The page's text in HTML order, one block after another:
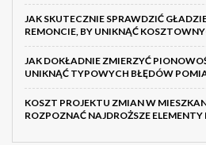
JAK SKUTECZNIE SPRAWDZIĆ
REMONCIE, BY UNIKNĄĆ
JAK DOKŁADNIE ZMIERZYĆ
UNIKNĄĆ TYPOWYCH BŁĘDÓW
KOSZT PROJEKTU ZMIAN W
ROZPOZNAĆ NAJDROŻSZE